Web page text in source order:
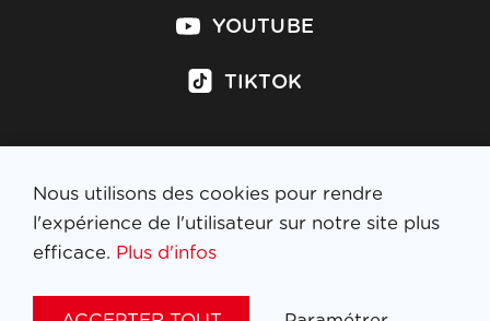
YOUTUBE
TIKTOK
S'inscrire à la newsletter
Nous utilisons des cookies pour rendre
l'expérience de l'utilisateur sur notre site plus
efficace. Plus d'infos